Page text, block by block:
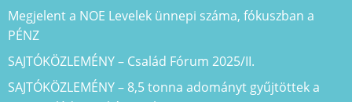
Megjelent a NOE Levelek ünnepi száma, fókuszban a
PÉNZ
SAJTÓKÖZLEMÉNY – Család Fórum 2025/II.
SAJTÓKÖZLEMÉNY – 8,5 tonna adományt gyűjtöttek a